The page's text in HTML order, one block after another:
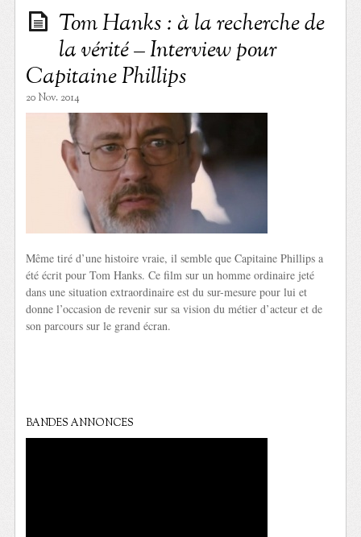
Tom Hanks : à la recherche de
la vérité – Interview pour
Capitaine Phillips
20 Nov. 2014
Même tiré d’une histoire vraie, il semble que Capitaine Phillips a
été écrit pour Tom Hanks. Ce film sur un homme ordinaire jeté
dans une situation extraordinaire est du sur-mesure pour lui et
donne l’occasion de revenir sur sa vision du métier d’acteur et de
son parcours sur le grand écran.
BANDES ANNONCES